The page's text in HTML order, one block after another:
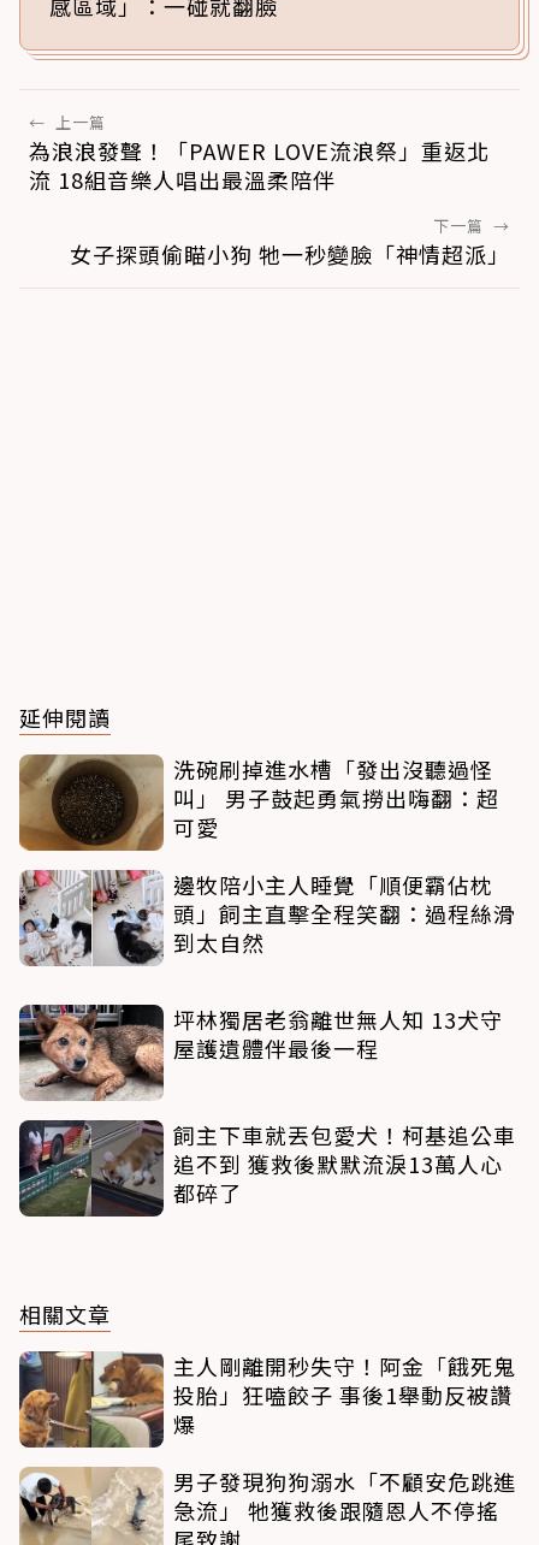
← 上一篇
為浪浪發聲！「PAWER LOVE流浪祭」重返北
流 18組音樂人唱出最溫柔陪伴
下一篇 →
女子探頭偷瞄小狗 牠一秒變臉「神情超派」
延伸閱讀
洗碗刷掉進水槽「發出沒聽過怪
叫」 男子鼓起勇氣撈出嗨翻：超
可愛
邊牧陪小主人睡覺「順便霸佔枕
頭」飼主直擊全程笑翻：過程絲滑
到太自然
坪林獨居老翁離世無人知 13犬守
屋護遺體伴最後一程
飼主下車就丟包愛犬！柯基追公車
追不到 獲救後默默流淚13萬人心
都碎了
相關文章
主人剛離開秒失守！阿金「餓死鬼
投胎」狂嗑餃子 事後1舉動反被讚
爆
男子發現狗狗溺水「不顧安危跳進
急流」 牠獲救後跟隨恩人不停搖